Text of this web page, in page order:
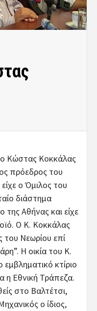
ο Κώστας Κοκκάλας
πρόεδρος του
ο Όμιλος του
διάστημα
Αθήνας και είχε
Ο Κ. Κοκκάλας
του Νεωρίου επί
Η οικία του Κ.
κτίριο
η Εθνική Τράπεζα.
στο Βαλτέτσι,
ο ίδιος,